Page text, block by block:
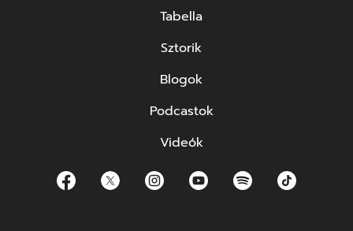
Tabella
Sztorik
Blogok
Podcastok
Videók